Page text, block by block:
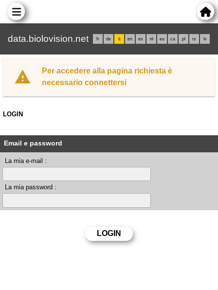
data.biolovision.net fr de it en es nl eu ca pl rs lv
Per accedere alla pagina richiesta è
necessario connettersi
LOGIN
Email e password
La mia e-mail :
La mia password :